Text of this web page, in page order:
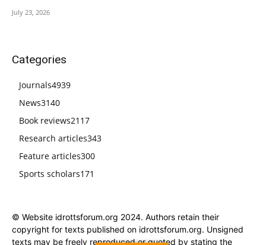
July 23, 2026
Categories
Journals4939
News3140
Book reviews2117
Research articles343
Feature articles300
Sports scholars171
© Website idrottsforum.org 2024. Authors retain their
copyright for texts published on idrottsforum.org. Unsigned
texts may be freely reproduced or quoted by stating the